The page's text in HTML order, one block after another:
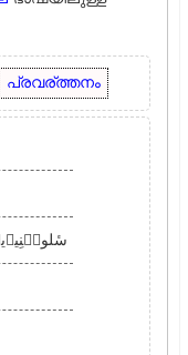
പ്രവര്ത്തനം